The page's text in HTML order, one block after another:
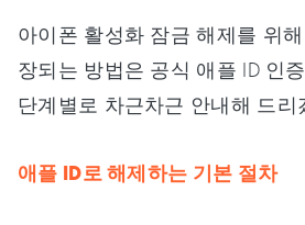
아이폰 활성화 잠금 해제를 위
장되는 방법은 공식 애플 ID 인
단계별로 차근차근 안내해 드리
애플 ID로 해제하는 기본 절차